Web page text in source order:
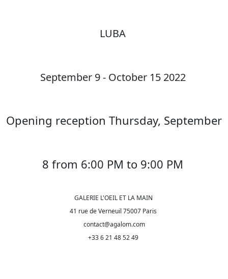
LUBA
September 9 - October 15 2022
Opening reception Thursday, September
8 from 6:00 PM to 9:00 PM
GALERIE L'OEIL ET LA MAIN
41 rue de Verneuil 75007 Paris
contact@agalom.com
+33 6 21 48 52 49